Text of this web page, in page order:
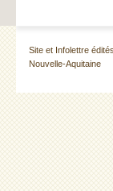
Site et Infolettre
Nouvelle-Aquitaine